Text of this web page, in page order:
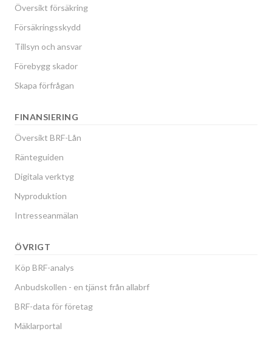
Översikt försäkring
Försäkringsskydd
Tillsyn och ansvar
Förebygg skador
Skapa förfrågan
FINANSIERING
Översikt BRF-Lån
Ränteguiden
Digitala verktyg
Nyproduktion
Intresseanmälan
ÖVRIGT
Köp BRF-analys
Anbudskollen - en tjänst från allabrf
BRF-data för företag
Mäklarportal